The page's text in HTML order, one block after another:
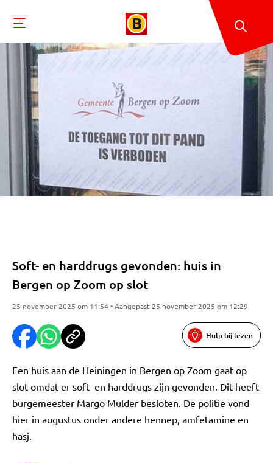
Soft- en harddrugs gevonden: huis in
Bergen op Zoom op slot
25 november 2025 om 11:54 • Aangepast 25 november 2025 om 12:29
Hulp bij lezen
Een huis aan de Heiningen in Bergen op Zoom gaat op
slot omdat er soft- en harddrugs zijn gevonden. Dit heeft
burgemeester Margo Mulder besloten. De politie vond
hier in augustus onder andere hennep, amfetamine en
hasj.